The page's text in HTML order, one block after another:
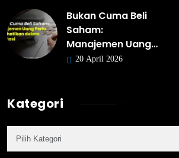
Bukan Cuma Beli
Saham:
Manajemen Uang…
20 April 2026
Kategori